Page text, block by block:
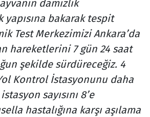
damızlık
bakarak tespit
Test Merkezimizi Ankara’da
hareketlerini 7 gün 24 saat
şekilde sürdüreceğiz. 4
Kontrol İstasyonunu daha
sayısını 8’e
hastalığına karşı aşılama